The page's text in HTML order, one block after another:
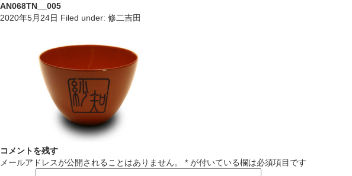
AN068TN__005
2020年5月24日 Filed under: 修二吉田
コメントを残す
メールアドレスが公開されることはありません。
* が付いている欄は必須項目です